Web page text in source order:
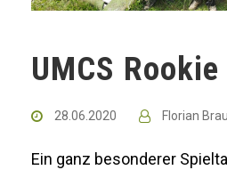
UMCS
28.06.2020 Florian
Ein ganz besonderer